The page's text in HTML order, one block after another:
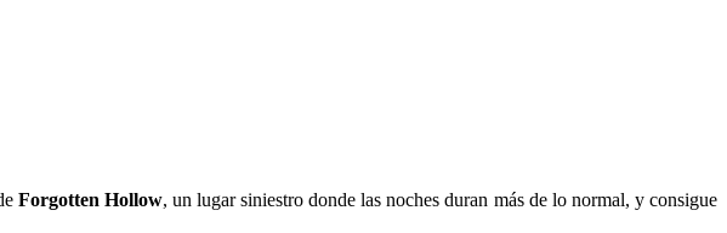
Forgotten Hollow, un lugar siniestro donde las noches duran más de lo normal, y consigue